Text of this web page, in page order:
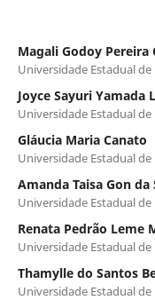
Magali Godoy Pereira
Universidade Estadual
Joyce Sayuri Yamada
Universidade Estadual
Gláucia Maria Canato
Universidade Estadual
Amanda Taisa Gon da
Universidade Estadual
Renata Pedrão Leme
Universidade Estadual
Thamylle do Santos
Universidade Estadual